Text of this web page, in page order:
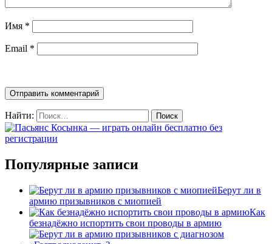
Имя *
Email *
Найти:
Популярные записи
Берут ли в
армию призывников с миопией
Как
безнадёжно испортить свои проводы в армию